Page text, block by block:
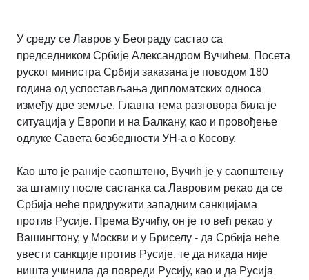
У среду се Лавров у Београду састао са
председником Србије Александром Вучићем. Посета
руског министра Србији заказана је поводом 180
година од успостављања дипломатских односа
између две земље. Главна тема разговора била је
ситуација у Европи и на Балкану, као и провођење
одлуке Савета безбедности УН-а о Косову.
Као што је раније саопштено, Вучић је у саопштењу
за штампу после састанка са Лавровим рекао да се
Србија неће придружити западним санкцијама
против Русије. Према Вучићу, он је то већ рекао у
Вашингтону, у Москви и у Бриселу - да Србија неће
увести санкције против Русије, те да никада није
ништа учинила да повреди Русију, као и да Русија